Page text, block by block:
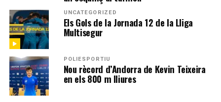
UNCATEGORIZED
Els Gols de la Jornada 12 de la Lliga
Multisegur
POLIESPORTIU
Nou rècord d’Andorra de Kevin Teixeira
en els 800 m lliures